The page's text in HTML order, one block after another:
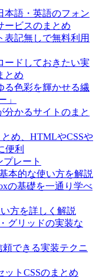
本語・英語のフォン
ービスのまとめ
表記無しで無料利用
ードしておきたい実
とめ
る色彩を輝かせる繊
」
分かるサイトのまと
め、HTMLやCSSや
便利
レート
本的な使い方を解説
の基礎を一通り学べ
方を詳しく解説
グリッドの実装な
できる実装テクニ
ットCSSのまとめ